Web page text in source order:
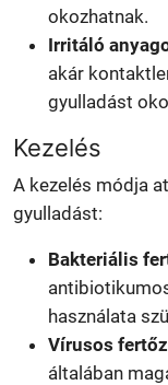
okozhatnak.
Irritáló
akár
gyulladást
Kezelés
A kezelés módja
gyulladást:
Bakteriális
használata
Vírusos
általában